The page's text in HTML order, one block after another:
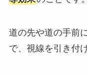
道の先や道の手前
で、視線を引き付